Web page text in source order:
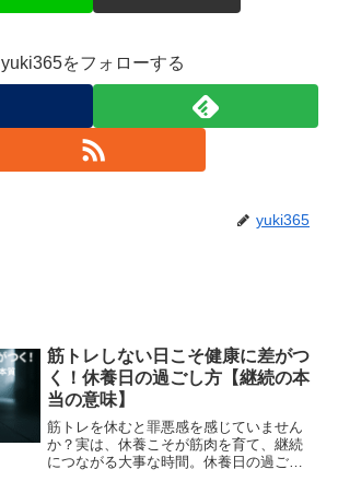
yuki365をフォローする
yuki365
筋トレしない日こそ健康に差がつ
く！休養日の過ごし方【継続の本
当の意味】
筋トレを休むと罪悪感を感じていません
か？実は、休養こそが筋肉を育て、継続
につながる大事な時間。休養日の過ごし